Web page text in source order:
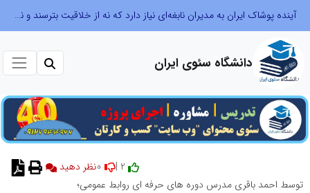
آینده پوشاک ایران به مدیران نابغه‌ای نیاز دارد که نه از خلاقیت بترسند و نه بروکراسی
دانشگاه سئوی ایران
نظر دهید
توسط احمد باقری مدرس دوره های حرفه ای روابط عمومی؛